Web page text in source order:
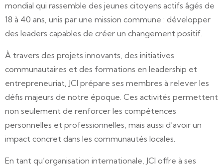
mondial qui rassemble des jeunes citoyens actifs âgés de
18 à 40 ans, unis par une mission commune : développer
des leaders capables de créer un changement positif.
À travers des projets innovants, des initiatives
communautaires et des formations en leadership et
entrepreneuriat, JCI prépare ses membres à relever les
défis majeurs de notre époque. Ces activités permettent
non seulement de renforcer les compétences
personnelles et professionnelles, mais aussi d’avoir un
impact concret dans les communautés locales.
En tant qu’organisation internationale, JCI offre à ses